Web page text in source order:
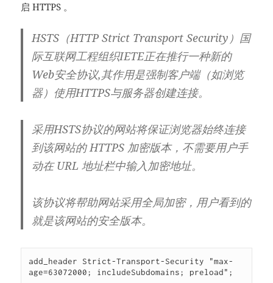
启 HTTPS 。
HSTS（HTTP Strict Transport Security）国
际互联网工程组织IETE正在推行一种新的
Web安全协议,其作用是强制客户端（如浏览
器）使用HTTPS与服务器创建连接。
采用HSTS协议的网站将保证浏览器始终连接
到该网站的 HTTPS 加密版本，不需要用户手
动在 URL 地址栏中输入加密地址。
该协议将帮助网站采用全局加密，用户看到的
就是该网站的安全版本。
add_header Strict-Transport-Security "max-
age=63072000; includeSubdomains; preload";